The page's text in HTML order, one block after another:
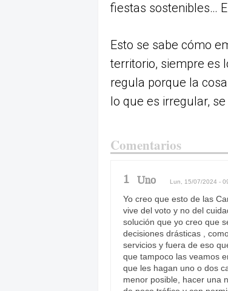
fiestas sostenibles…
Esto se sabe cómo
territorio, siempre es
regula porque la
lo que es irregular,
Comentarios
1 Uno Lun, 15/07/2024 -
Yo creo que esto de las
vive del voto y no del
solución que yo creo que
decisiones drásticas ,
servicios y fuera de eso
que tampoco las veamos
que les hagan uno o dos
menor posible, hacer una